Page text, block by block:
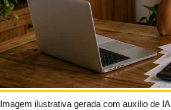
Imagem ilustrativa gerada com auxílio de IA